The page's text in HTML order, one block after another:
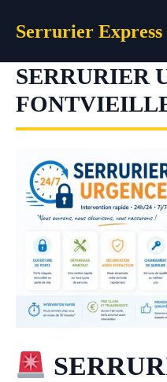
Serrurier Express
SERRURIER